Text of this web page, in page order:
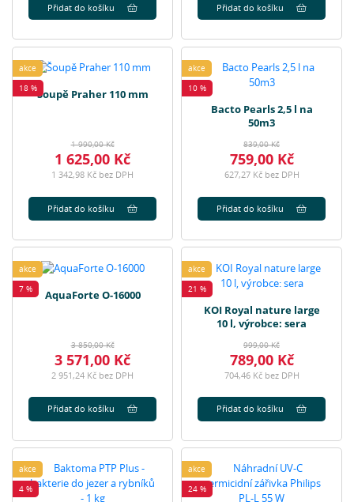
Přidat do košíku Přidat do košíku
akce
18 %Šoupě Praher 110 mm
1 990,00 Kč
1 625,00 Kč
1 342,98 Kč bez DPH
Přidat do košíku
akce
10 %
Bacto Pearls 2,5 l na
50m3
839,00 Kč
759,00 Kč
627,27 Kč bez DPH
Přidat do košíku
akce
7 %
AquaForte O-16000
3 850,00 Kč
3 571,00 Kč
2 951,24 Kč bez DPH
Přidat do košíku
akce
21 %
KOI Royal nature large
10 l, výrobce: sera
999,00 Kč
789,00 Kč
704,46 Kč bez DPH
Přidat do košíku
akce
4 %
akce
24 %